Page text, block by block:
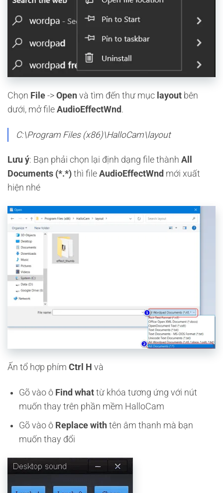
Chọn File -> Open và tìm đến thư mục layout bên
dưới, mở file AudioEffectWnd .
C:\Program Files (x86)\HalloCam\layout
Lưu ý: Bạn phải chọn lại định dạng file thành All
Documents (*.*) thì file AudioEffectWnd mới xuất
hiện nhé
Ấn tổ hợp phím Ctrl H và
Gõ vào ô Find whattừ khóa tương ứng với nút
muốn thay trên phần mềm HalloCam
Gõ vào ô Replace withtên âm thanh mà bạn
muốn thay đổi